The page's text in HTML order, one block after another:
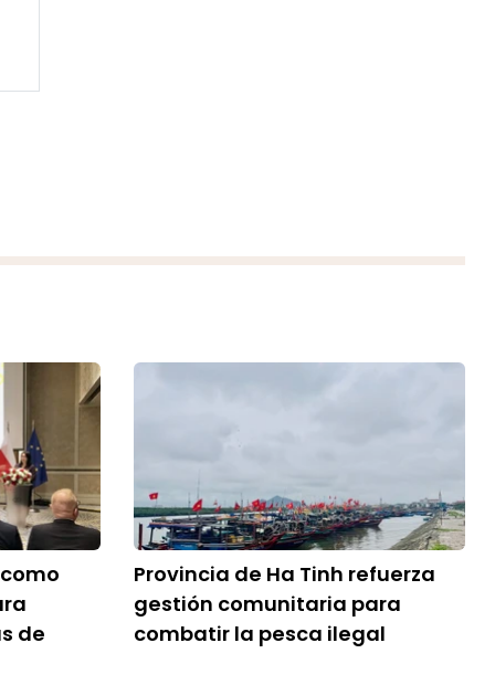
de
Provincia de Ha Tinh refuerza
gestión comunitaria para
combatir la pesca ilegal